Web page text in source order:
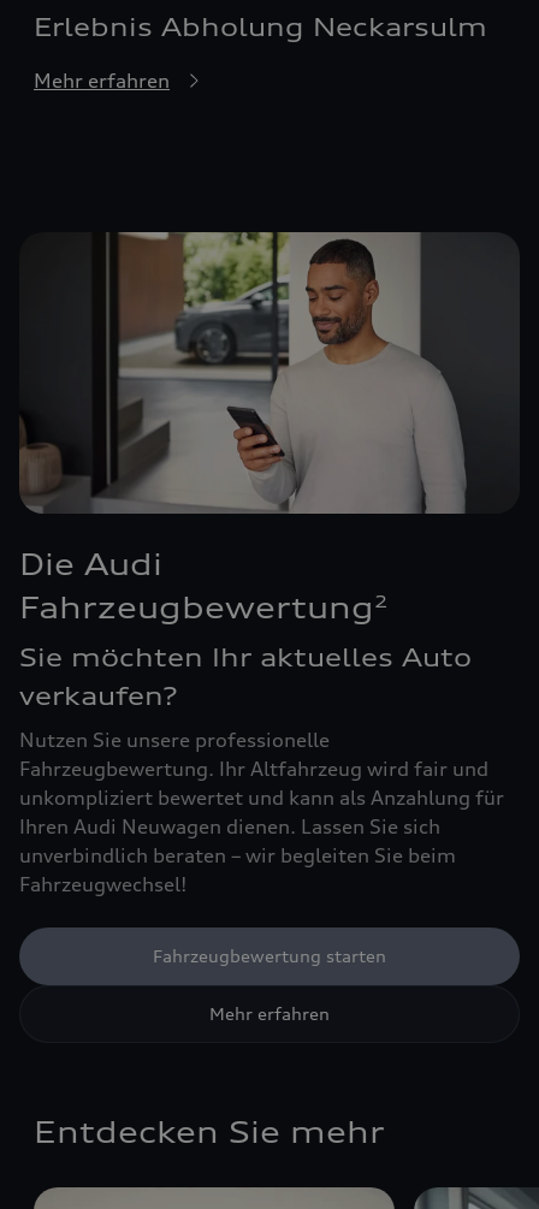
Erlebnis Abholung Neckarsulm
Mehr erfahren
Die Audi
Fahrzeugbewertung 2
Sie möchten Ihr aktuelles Auto
verkaufen?
Nutzen Sie unsere professionelle
Fahrzeugbewertung. Ihr Altfahrzeug wird fair und
unkompliziert bewertet und kann als Anzahlung für
Ihren Audi Neuwagen dienen. Lassen Sie sich
unverbindlich beraten – wir begleiten Sie beim
Fahrzeugwechsel!
Fahrzeugbewertung starten
Mehr erfahren
Entdecken Sie mehr